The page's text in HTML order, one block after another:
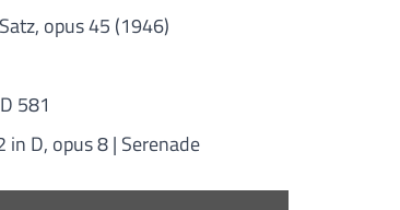
opus 45 (1946)
581
D, opus 8 | Serenade